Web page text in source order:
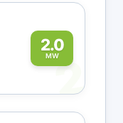
2.0
MW2